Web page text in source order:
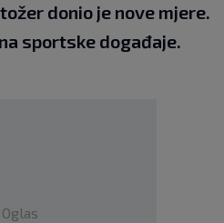
donio je nove mjere.
sportske događaje.
Oglas